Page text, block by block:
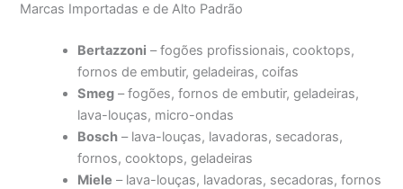
Marcas Importadas e de Alto Padrão
Bertazzoni – fogões profissionais, cooktops,
fornos de embutir, geladeiras, coifas
Smeg – fogões, fornos de embutir, geladeiras,
lava-louças, micro-ondas
Bosch – lava-louças, lavadoras, secadoras,
fornos, cooktops, geladeiras
Miele – lava-louças, lavadoras, secadoras, fornos